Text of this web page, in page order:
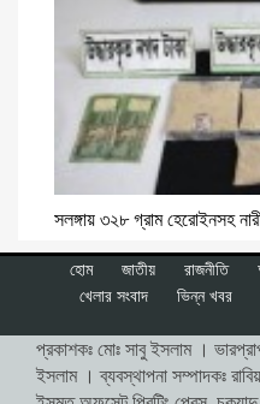
সলঙ্গায় ৩২৮ গ্রাম হেরোইনসহ
হোম জাতীয় রাজনীতি
খেলার সংবাদ
ভিন্ন খবর
প্রকাশকঃ মোঃ সাবু ইসলাম ।
ইসলাম । ব্যবস্থাপনা সম্পাদকঃ